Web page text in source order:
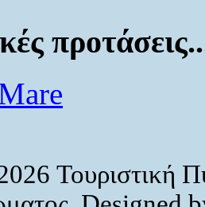
Τουριστική